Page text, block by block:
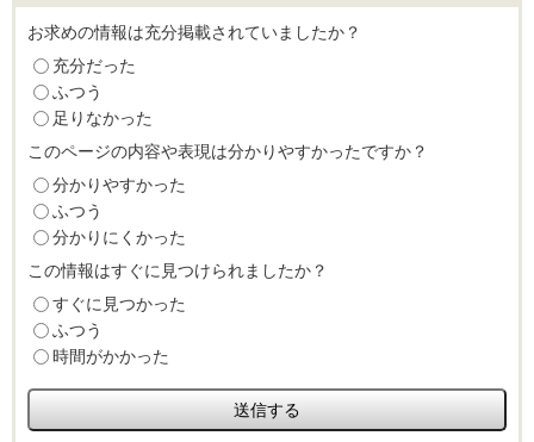
お求めの情報は充分掲載されていましたか？
充分だった
ふつう
足りなかった
このページの内容や表現は分かりやすかったですか？
分かりやすかった
ふつう
分かりにくかった
この情報はすぐに見つけられましたか？
すぐに見つかった
ふつう
時間がかかった